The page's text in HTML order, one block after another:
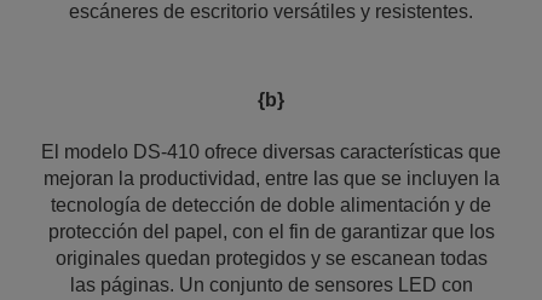
escáneres de escritorio versátiles y resistentes.
{b}
El modelo DS-410 ofrece diversas características que
mejoran la productividad, entre las que se incluyen la
tecnología de detección de doble alimentación y de
protección del papel, con el fin de garantizar que los
originales quedan protegidos y se escanean todas
las páginas. Un conjunto de sensores LED con